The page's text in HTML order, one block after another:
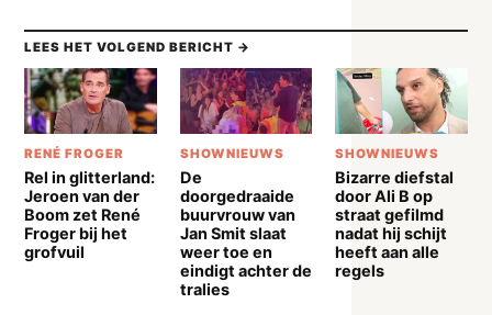
LEES HET VOLGEND BERICHT →
RENÉ FROGER
Rel in glitterland:
Jeroen van der
Boom zet René
Froger bij het
grofvuil
SHOWNIEUWS
De
doorgedraaide
buurvrouw van
Jan Smit slaat
weer toe en
eindigt achter de
tralies
SHOWNIEUWS
Bizarre diefstal
door Ali B op
straat gefilmd
nadat hij schijt
heeft aan alle
regels